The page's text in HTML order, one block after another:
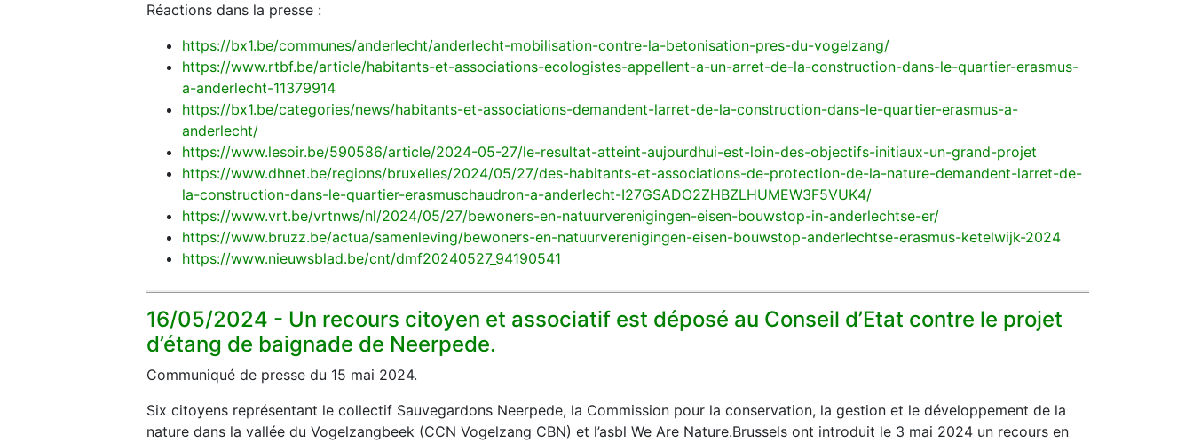
Réactions dans la presse :
https://bx1.be/communes/anderlecht/anderlecht-mobilisation-contre-la-betonisation-pres-du-vogelzang/
https://www.rtbf.be/article/habitants-et-associations-ecologistes-appellent-a-un-arret-de-la-construction-dans-le-quartier-erasmus-
a-anderlecht-11379914
https://bx1.be/categories/news/habitants-et-associations-demandent-larret-de-la-construction-dans-le-quartier-erasmus-a-
anderlecht/
https://www.lesoir.be/590586/article/2024-05-27/le-resultat-atteint-aujourdhui-est-loin-des-objectifs-initiaux-un-grand-projet
https://www.dhnet.be/regions/bruxelles/2024/05/27/des-habitants-et-associations-de-protection-de-la-nature-demandent-larret-de-
la-construction-dans-le-quartier-erasmuschaudron-a-anderlecht-I27GSADO2ZHBZLHUMEW3F5VUK4/
https://www.vrt.be/vrtnws/nl/2024/05/27/bewoners-en-natuurverenigingen-eisen-bouwstop-in-anderlechtse-er/
https://www.bruzz.be/actua/samenleving/bewoners-en-natuurverenigingen-eisen-bouwstop-anderlechtse-erasmus-ketelwijk-2024
https://www.nieuwsblad.be/cnt/dmf20240527_94190541
16/05/2024 - Un recours citoyen et associatif est déposé au Conseil d’Etat contre le projet
d’étang de baignade de Neerpede.
Communiqué de presse du 15 mai 2024.
Six citoyens représentant le collectif Sauvegardons Neerpede, la Commission pour la conservation, la gestion et le développement de la
nature dans la vallée du Vogelzangbeek (CCN Vogelzang CBN) et l’asbl We Are Nature.Brussels ont introduit le 3 mai 2024 un recours en